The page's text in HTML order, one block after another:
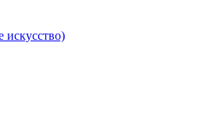
искусство)